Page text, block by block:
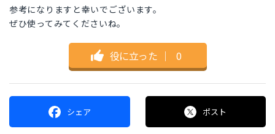
参考になりますと幸いでございます。
ぜひ使ってみてくださいね。
役に立った ｜ 0
シェア ポスト